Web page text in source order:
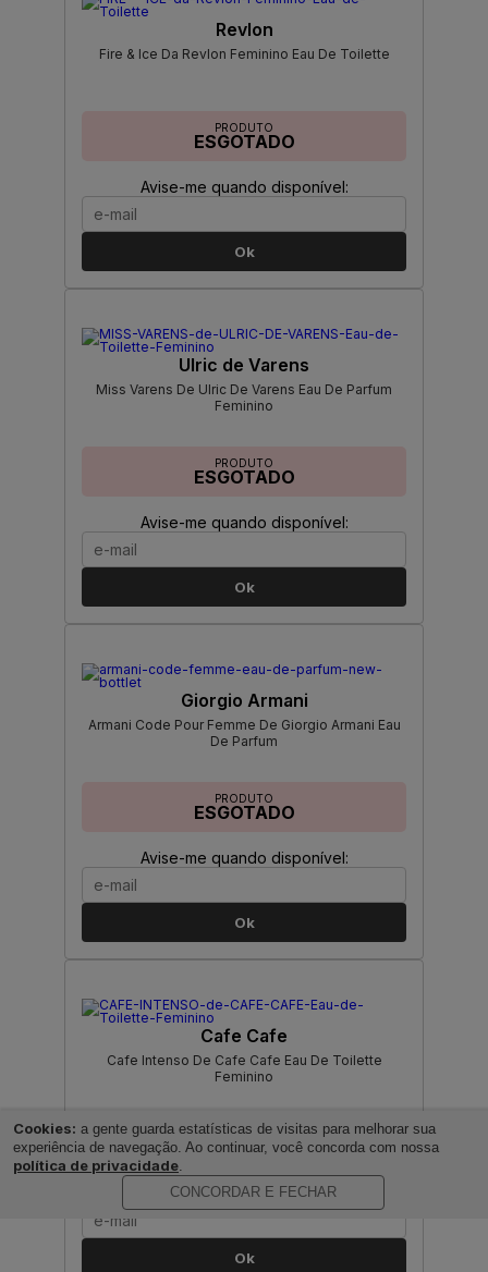
Revlon
Fire & Ice Da Revlon Feminino Eau De Toilette
PRODUTO
ESGOTADO
Avise-me quando disponível:
Ok
Ulric de Varens
Miss Varens De Ulric De Varens Eau De Parfum
Feminino
PRODUTO
ESGOTADO
Avise-me quando disponível:
Ok
Giorgio Armani
Armani Code Pour Femme De Giorgio Armani Eau
De Parfum
PRODUTO
ESGOTADO
Avise-me quando disponível:
Ok
Cafe Cafe
Cafe Intenso De Cafe Cafe Eau De Toilette
Feminino
PRODUTO
ESGOTADO
Avise-me quando disponível:
Ok
Cookies: a gente guarda estatísticas de visitas para melhorar sua
experiência de navegação. Ao continuar, você concorda com nossa
política de privacidade.
CONCORDAR E FECHAR